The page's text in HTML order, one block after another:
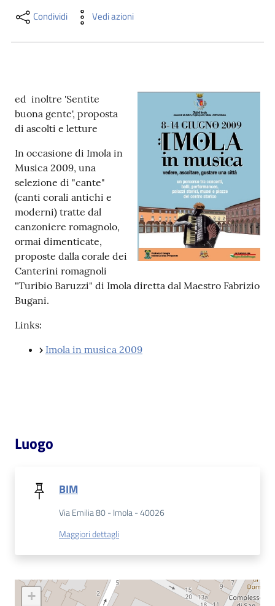
contenuti
Casa
Piani
Archivio
storico
Decentrate
Patto
la
lettura
on line
Condividi Vedi azioni
ed inoltre 'Sentite
buona gente', proposta
di ascolti e letture
In occasione di Imola in
Musica 2009, una
selezione di "cante"
(canti corali antichi e
moderni) tratte dal
canzoniere romagnolo,
ormai dimenticate,
proposte dalla corale dei
Canterini romagnoli
"Turibio Baruzzi" di Imola diretta dal Maestro Fabrizio
Bugani.
Links:
› Imola in musica 2009
Luogo
BIM
Via Emilia 80 - Imola - 40026
Maggiori dettagli
+